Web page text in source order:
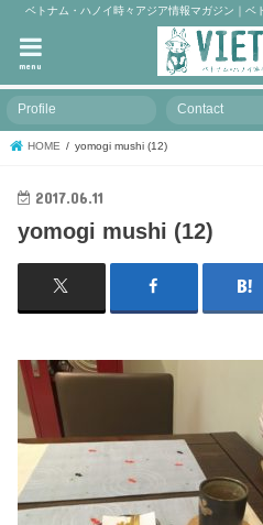
ベトナム・ハノイ時々アジア情報マガジン｜
menu
Profile Contact
HOME yomogi mushi (12)
2017.06.11
yomogi mushi (12)